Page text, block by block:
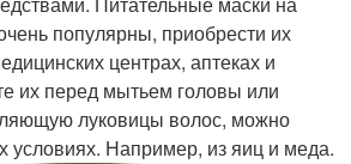
популярны, приобрести их
центрах, аптеках и
их перед мытьем головы или
луковицы волос, можно
условиях. Например, из яиц и меда.